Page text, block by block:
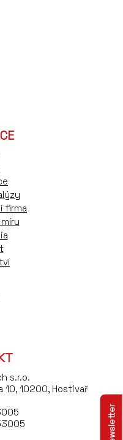
firma
s.r.o.
10, 10200, Hostivař